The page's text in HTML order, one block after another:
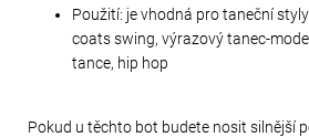
Použití: je vhodná pro taneční
coats swing, výrazový tanec-
tance, hip hop
Pokud u těchto bot budete nosit silnější